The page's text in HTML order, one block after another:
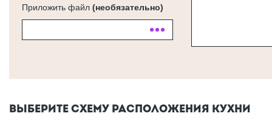
Приложить файл (необязательно)
ВЫБЕРИТЕ СХЕМУ РАСПОЛОЖЕНИЯ КУХНИ